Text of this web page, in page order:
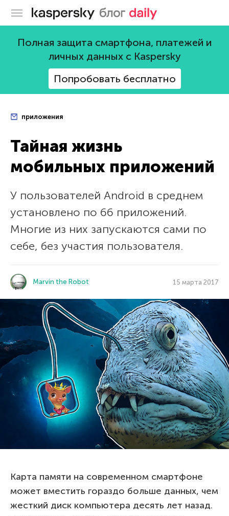
Блог Касперского
Полная защита смартфона, платежей и
личных данных с Kaspersky
Попробовать бесплатно
приложения
Тайная жизнь
мобильных приложений
У пользователей Android в среднем
установлено по 66 приложений.
Многие из них запускаются сами по
себе, без участия пользователя.
Marvin the Robot 15 марта 2017
Карта памяти на современном смартфоне
может вместить гораздо больше данных, чем
жесткий диск компьютера десять лет назад.